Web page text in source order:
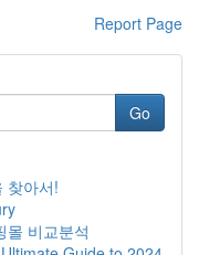
Report Page
Go
찾아서!
몰 비교분석